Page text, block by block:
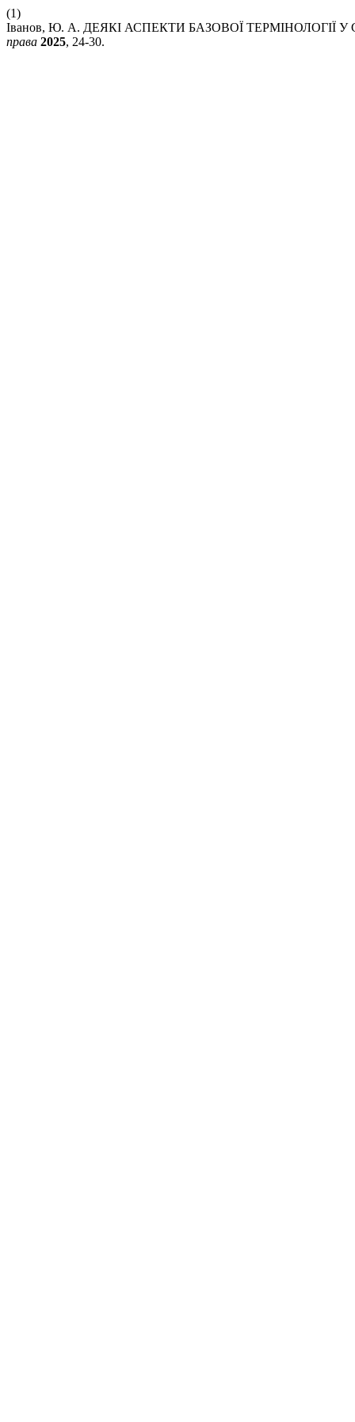
(1)
Іванов, Ю. А. ДЕЯКІ АСПЕКТИ БАЗОВОЇ
права 2025, 24-30.